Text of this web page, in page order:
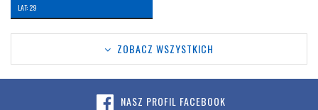
LAT: 29
ZOBACZ WSZYSTKICH
NASZ PROFIL FACEBOOK